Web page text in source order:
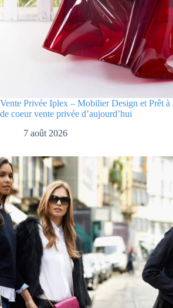
Vente Privée Iplex – Mobilier Design et Prêt à
de coeur vente privée d’aujourd’hui
7 août 2026